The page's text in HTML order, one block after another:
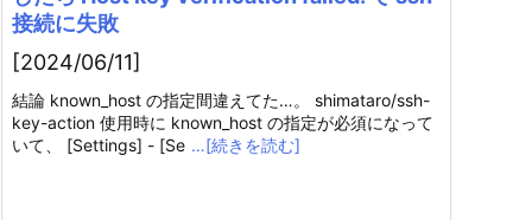
接続に失敗
[2024/06/11]
結論 known_host の指定間違えてた…。 shimataro/ssh-
key-action 使用時に known_host の指定が必須になって
いて、 [Settings] - [Se …[続きを読む]